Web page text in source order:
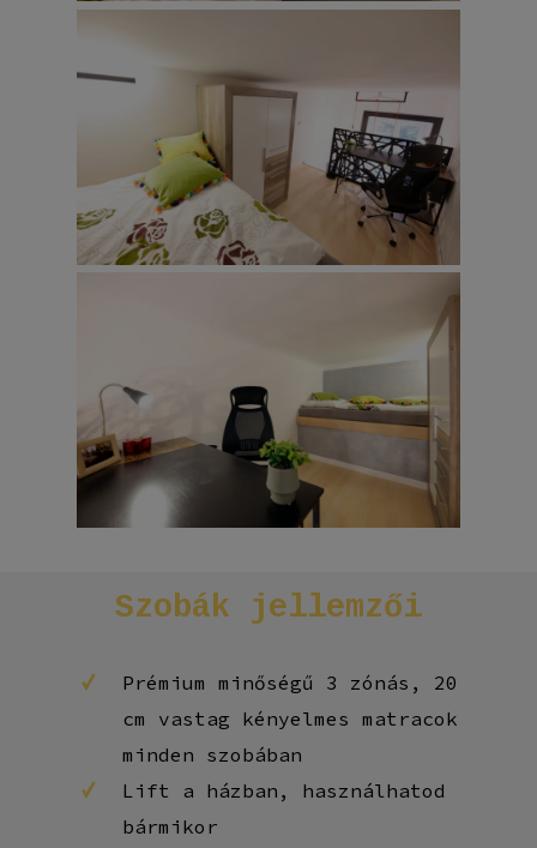
Szobák jellemzői
Prémium minőségű 3 zónás, 20
cm vastag kényelmes matracok
minden szobában
Lift a házban, használhatod
bármikor